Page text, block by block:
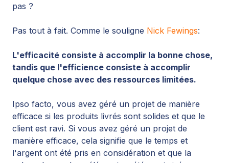
pas ?
Pas tout à fait. Comme le souligne Nick Fewings:
L'efficacité consiste à accomplir la bonne chose,
tandis que l'efficience consiste à accomplir
quelque chose avec des ressources limitées.
Ipso facto, vous avez géré un projet de manière
efficace si les produits livrés sont solides et que le
client est ravi. Si vous avez géré un projet de
manière efficace, cela signifie que le temps et
l'argent ont été pris en considération et que la